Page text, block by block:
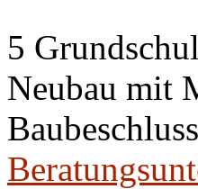
5
Neubau mit
Baubeschluss